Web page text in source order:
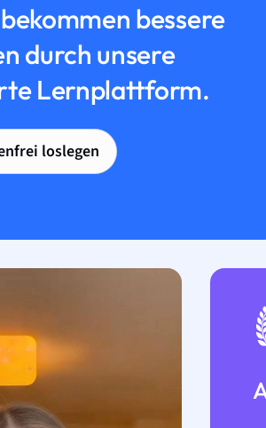
bessere
durch unsere
Lernplattform.
loslegen